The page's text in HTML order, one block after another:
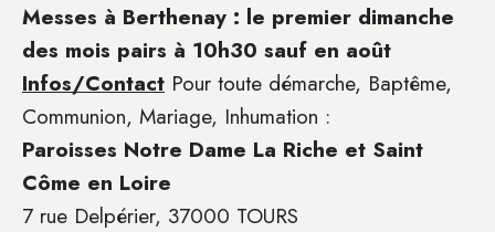
Messes à Berthenay : le premier dimanche
des mois pairs à 10h30 sauf en août
Infos/Contact Pour toute démarche, Baptême,
Communion, Mariage, Inhumation :
Paroisses Notre Dame La Riche et Saint
Côme en Loire
7 rue Delpérier, 37000 TOURS